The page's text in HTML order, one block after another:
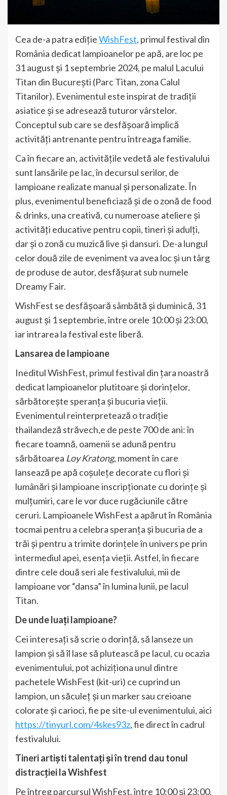
Cea de-a patra edițieWishFest, primul festival din
România dedicat lampioanelor pe apă, are loc pe
31 august și 1 septembrie 2024, pe malul Lacului
Titan din București (Parc Titan, zona Calul
Titanilor). Evenimentul este inspirat de tradiții
asiatice și se adresează tuturor vârstelor.
Conceptul sub care se desfășoară implică
activități antrenante pentru întreaga familie.
Ca în fiecare an, activitățile vedetă ale festivalului
sunt lansările pe lac, în decursul serilor, de
lampioane realizate manual și personalizate. În
plus, evenimentul beneficiază și de o zonă de food
& drinks, una creativă, cu numeroase ateliere și
activități educative pentru copii, tineri și adulți,
dar și o zonă cu muzică live și dansuri. De-a lungul
celor două zile de eveniment va avea loc și un târg
de produse de autor, desfășurat sub numele
Dreamy Fair.
WishFest se desfășoară sâmbătă și duminică, 31
august și 1 septembrie, între orele 10:00 și 23:00,
iar intrarea la festival este liberă.
Lansarea de lampioane
Ineditul WishFest, primul festival din țara noastră
dedicat lampioanelor plutitoare și dorințelor,
sărbătorește speranța și bucuria vieții.
Evenimentul reinterpretează o tradiție
thailandeză străvech,e de peste 700 de ani: în
fiecare toamnă, oamenii se adună pentru
sărbătoarea Loy Kratong, moment în care
lansează pe apă coșulețe decorate cu flori și
lumânări și lampioane inscripționate cu dorințe și
mulțumiri, care le vor duce rugăciunile către
ceruri. Lampioanele WishFest a apărut în România
tocmai pentru a celebra speranța și bucuria de a
trăi și pentru a trimite dorințele în univers pe prin
intermediul apei, esența vieții. Astfel, în fiecare
dintre cele două seri ale festivalului, mii de
lampioane vor “dansa” în lumina lunii, pe lacul
Titan.
De unde luați lampioane?
Cei interesați să scrie o dorință, să lanseze un
lampion și să îl lase să plutească pe lacul, cu ocazia
evenimentului, pot achiziționa unul dintre
pachetele WishFest (kit-uri) ce cuprind un
lampion, un săculeț și un marker sau creioane
colorate și carioci, fie pe site-ul evenimentului, aici
https://tinyurl.com/4skes93z, fie direct în cadrul
festivalului.
Tineri artiști talentați și în trend dau tonul
distracției la Wishfest
Pe întreg parcursul WishFest, între 10:00 și 23:00,